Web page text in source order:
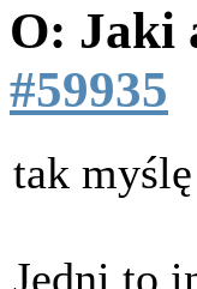
O: Jaki
#59935
tak
Jedni to